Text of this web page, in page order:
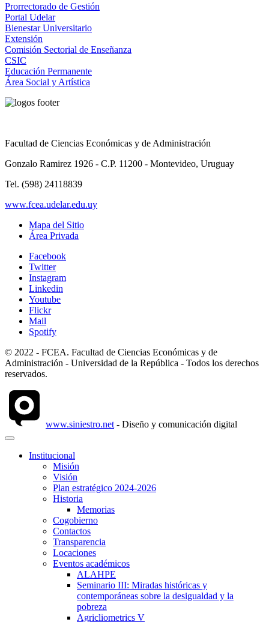
Prorrectorado de Gestión
Portal Udelar
Bienestar Universitario
Extensión
Comisión Sectorial de Enseñanza
CSIC
Educación Permanente
Área Social y Artística
Facultad de Ciencias Económicas y de Administración
Gonzalo Ramirez 1926 - C.P. 11200 - Montevideo, Uruguay
Tel. (598) 24118839
www.fcea.udelar.edu.uy
Mapa del Sitio
Área Privada
Facebook
Twitter
Instagram
Linkedin
Youtube
Flickr
Mail
Spotify
© 2022 - FCEA. Facultad de Ciencias Económicas y de
Administración - Universidad de la República - Todos los derechos
reservados.
www.siniestro.net - Diseño y comunicación digital
Institucional
Misión
Visión
Plan estratégico 2024-2026
Historia
Memorias
Cogobierno
Contactos
Transparencia
Locaciones
Eventos académicos
ALAHPE
Seminario III: Miradas históricas y
contemporáneas sobre la desigualdad y la
pobreza
Agricliometrics V